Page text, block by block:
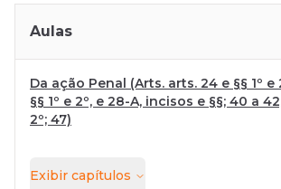
Aulas
Da ação Penal (Arts. arts. 24 e §§ 1º e
§§ 1º e 2º, e 28-A, incisos e §§; 40 a
2º; 47)
Exibir capítulos